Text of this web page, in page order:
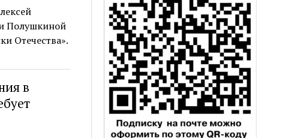
Полушкиной
Отечества».
в